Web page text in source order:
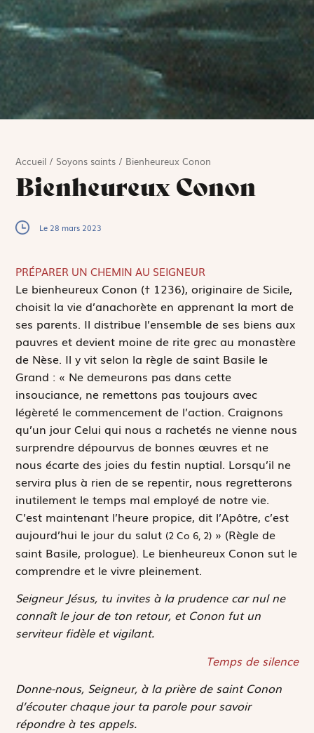
Accueil / Soyons saints / Bienheureux Conon
Bienheureux Conon
Le 28 mars 2023
PRÉPARER UN CHEMIN AU SEIGNEUR
Le bienheureux Conon († 1236), originaire de Sicile,
choisit la vie d’anachorète en apprenant la mort de
ses parents. Il distribue l’ensemble de ses biens aux
pauvres et devient moine de rite grec au monastère
de Nèse. Il y vit selon la règle de saint Basile le
Grand : « Ne demeurons pas dans cette
insouciance, ne remettons pas toujours avec
légèreté le commencement de l’action. Craignons
qu’un jour Celui qui nous a rachetés ne vienne nous
surprendre dépourvus de bonnes œuvres et ne
nous écarte des joies du festin nuptial. Lorsqu’il ne
servira plus à rien de se repentir, nous regretterons
inutilement le temps mal employé de notre vie.
C’est maintenant l’heure propice, dit l’Apôtre,c’est
aujourd’hui le jour du salut (2 Co 6, 2) » (Règle de
saint Basile, prologue). Le bienheureux Conon sut le
comprendre et le vivre pleinement.
Seigneur Jésus, tu invites à la prudence car nul ne
connaît le jour de ton retour, et Conon fut un
serviteur fidèle et vigilant.
Temps de silence
Donne-nous, Seigneur, à la prière de saint Conon
d’écouter chaque jour ta parole pour savoir
répondre à tes appels.